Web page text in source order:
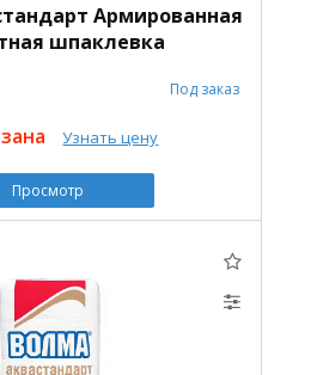
Армированная
шпаклевка
Под заказ
Узнать цену
Просмотр